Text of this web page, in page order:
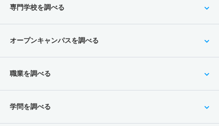
専門学校を調べる
オープンキャンパスを調べる
職業を調べる
学問を調べる